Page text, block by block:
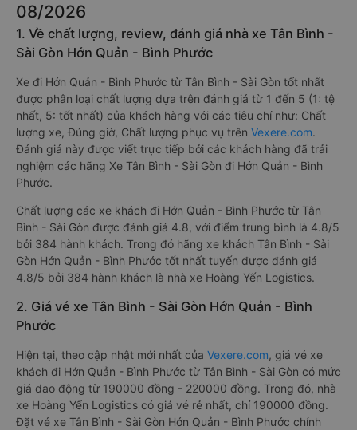
08/2026
1. Về chất lượng, review, đánh giá nhà xe Tân Bình -
Sài Gòn Hớn Quản - Bình Phước
Xe đi Hớn Quản - Bình Phước từ Tân Bình - Sài Gòn tốt nhất
được phân loại chất lượng dựa trên đánh giá từ 1 đến 5 (1: tệ
nhất, 5: tốt nhất) của khách hàng với các tiêu chí như: Chất
lượng xe, Đúng giờ, Chất lượng phục vụ trên Vexere.com.
Đánh giá này được viết trực tiếp bởi các khách hàng đã trải
nghiệm các hãng Xe Tân Bình - Sài Gòn đi Hớn Quản - Bình
Phước.
Chất lượng các xe khách đi Hớn Quản - Bình Phước từ Tân
Bình - Sài Gòn được đánh giá 4.8, với điểm trung bình là 4.8/5
bởi 384 hành khách. Trong đó hãng xe khách Tân Bình - Sài
Gòn Hớn Quản - Bình Phước tốt nhất tuyến được đánh giá
4.8/5 bởi 384 hành khách là nhà xe Hoàng Yến Logistics.
2. Giá vé xe Tân Bình - Sài Gòn Hớn Quản - Bình
Phước
Hiện tại, theo cập nhật mới nhất của Vexere.com, giá vé xe
khách đi Hớn Quản - Bình Phước từ Tân Bình - Sài Gòn có mức
giá dao động từ 190000 đồng - 220000 đồng. Trong đó, nhà
xe Hoàng Yến Logistics có giá vé rẻ nhất, chỉ 190000 đồng.
Đặt vé xe Tân Bình - Sài Gòn Hớn Quản - Bình Phước chính